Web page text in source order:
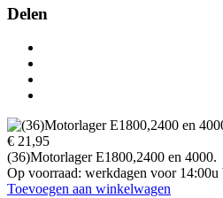
Delen
€ 21,95
(36)Motorlager E1800,2400 en 4000.
Op voorraad: werkdagen voor 14:00u
Toevoegen aan winkelwagen